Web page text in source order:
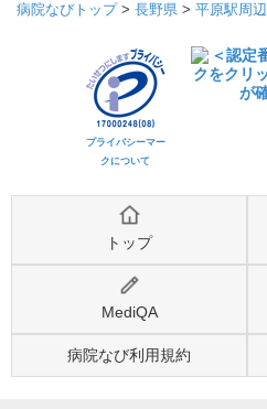
病院なびトップ> 長野県 > 平原駅周辺
プライバシーマー
クについて
トップ
MediQA
病院なび利用規約